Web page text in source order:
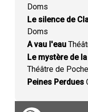
Doms
Le silence de
Doms
A vau l'eau
Le mystère de
Théâtre de
Peines Perdues